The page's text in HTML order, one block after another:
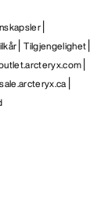
Tilgjengelighet